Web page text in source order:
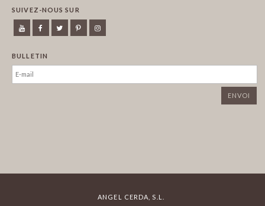
SUIVEZ-NOUS SUR
BULLETIN
ANGEL CERDA, S.L.